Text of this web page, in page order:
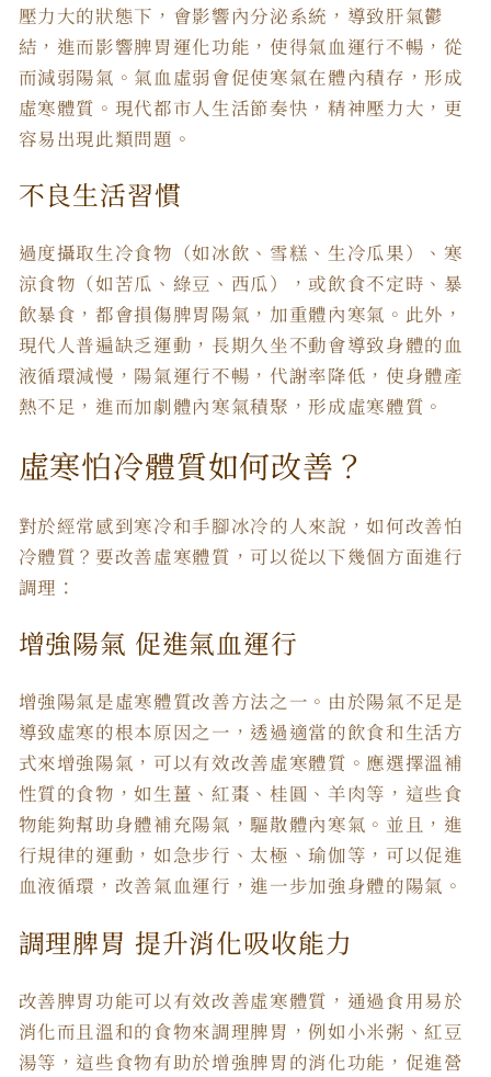
壓力大的狀態下，會影響內分泌系統，導致肝氣鬱
結，進而影響脾胃運化功能，使得氣血運行不暢，從
而減弱陽氣。氣血虛弱會促使寒氣在體內積存，形成
虛寒體質。現代都市人生活節奏快，精神壓力大，更
容易出現此類問題。
不良生活習慣
過度攝取生冷食物（如冰飲、雪糕、生冷瓜果）、寒
涼食物（如苦瓜、綠豆、西瓜），或飲食不定時、暴
飲暴食，都會損傷脾胃陽氣，加重體內寒氣。此外，
現代人普遍缺乏運動，長期久坐不動會導致身體的血
液循環減慢，陽氣運行不暢，代謝率降低，使身體產
熱不足，進而加劇體內寒氣積聚，形成虛寒體質。
虛寒怕冷體質如何改善 ？
對於經常感到寒冷和手腳冰冷的人來說，如何改善怕
冷體質 ？要改善虛寒體質 ，可以從以下幾個方面進行
調理：
增強陽氣 促進氣血運行
增強陽氣是虛寒體質改善方法之一。由於陽氣不足是
導致虛寒的根本原因之一，透過適當的飲食和生活方
式來增強陽氣，可以有效改善虛寒體質 。應選擇溫補
性質的食物，如生薑、紅棗、桂圓、羊肉等，這些食
物能夠幫助身體補充陽氣，驅散體內寒氣。並且，進
行規律的運動，如急步行、太極、瑜伽等，可以促進
血液循環，改善氣血運行，進一步加強身體的陽氣。
調理脾胃 提升消化吸收能力
改善脾胃功能可以有效改善虛寒體質 ，通過食用易於
消化而且溫和的食物來調理脾胃，例如小米粥、紅豆
湯等，這些食物有助於增強脾胃的消化功能，促進營